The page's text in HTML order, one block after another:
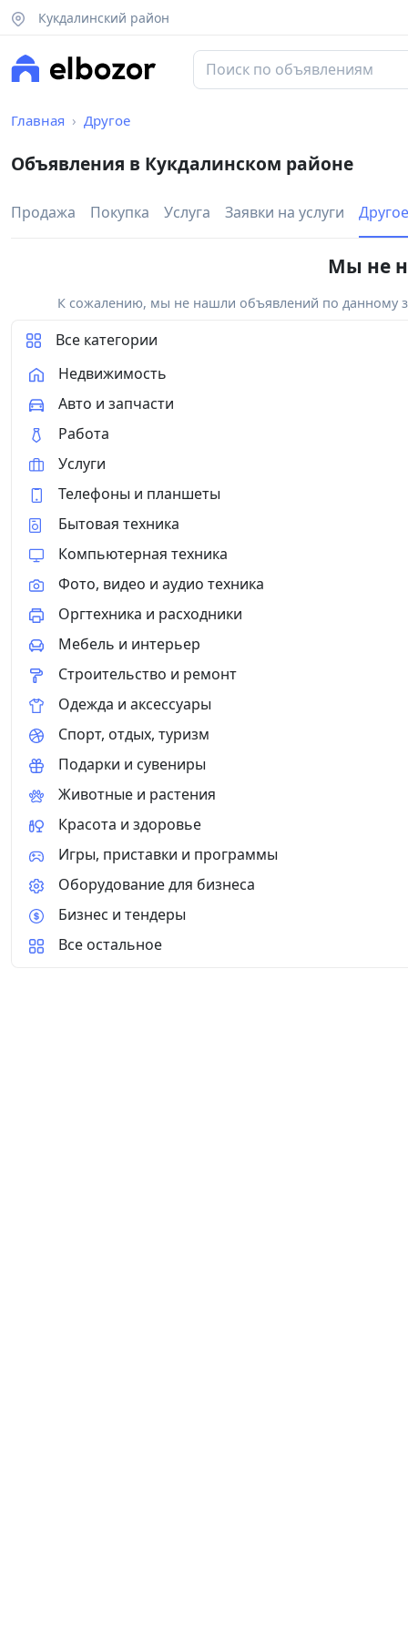
Кукдалинский район
Главная Другое
Объявления в Кукдалинском районе
Продажа Покупка Услуга Заявки на услуги Другое
Мы не
К сожалению, мы не нашли объявлений по данному
Все категории
Недвижимость
Авто и запчасти
Работа
Услуги
Телефоны и планшеты
Бытовая техника
Компьютерная техника
Фото, видео и аудио техника
Оргтехника и расходники
Мебель и интерьер
Строительство и ремонт
Одежда и аксессуары
Спорт, отдых, туризм
Подарки и сувениры
Животные и растения
Красота и здоровье
Игры, приставки и программы
Оборудование для бизнеса
Бизнес и тендеры
Все остальное